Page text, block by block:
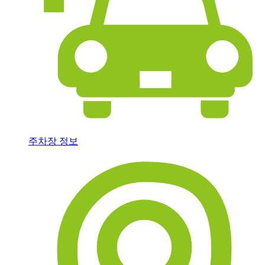
주차장 정보